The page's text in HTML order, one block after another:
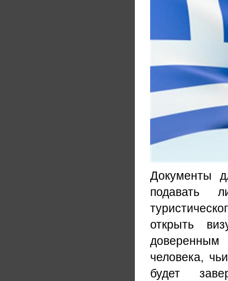
Документы
подавать
открыть
доверенным
человека,
будет